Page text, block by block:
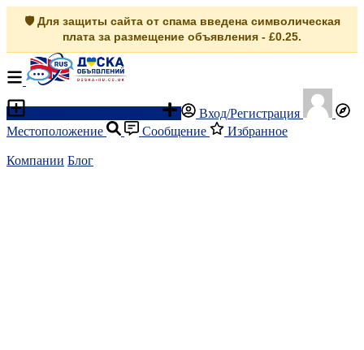
🛡️ Для защиты сайта от спама введена символическая
плата за размещение объявления - £0.25.
Вход/Регистрация
Местоположение
Сообщение Избранное
Компании Блог